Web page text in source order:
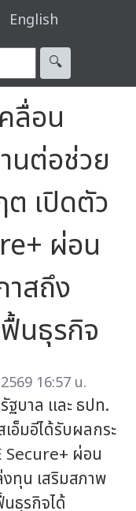
English
🔍︎
ลื่อน
นต่อช่วย
ต เปิดตัว
ผ่อน
าสถึง
นธุรกิจ
16:57 น.
ฐบาล และ ธปท.
อ็มอีได้รับผลกระ
Secure+ ผ่อน
งทุน เสริมสภาพ
ธุรกิจได้